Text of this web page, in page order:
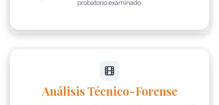
probatorio examinado.
Análisis Técnico-Forense